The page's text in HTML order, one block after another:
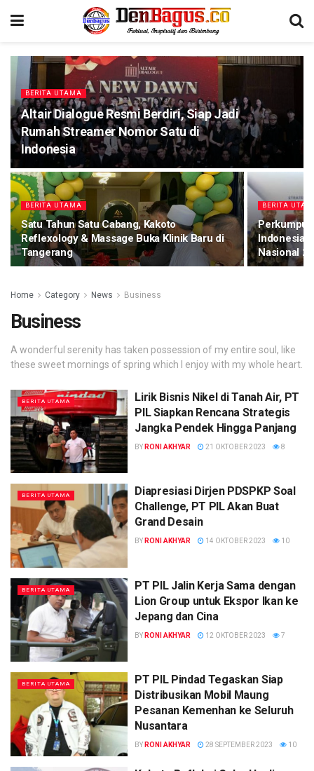
BERITA UTAMA
Altair Dialogue Resmi Berdiri, Siap Jadi
Rumah Streamer Nomor Satu di
Indonesia
BERITA UTAMA
Satu Tahun Satu Cabang, Kakoto
Reflexology & Massage Buka Klinik Baru di
Tangerang
BERITA
Indonesia
Nasional
Home Category News Business
Business
A wonderful serenity has taken possession of my entire soul, like
these sweet mornings of spring which I enjoy with my whole heart.
BERITA UTAMA
Lirik Bisnis Nikel di Tanah Air, PT
PIL Siapkan Rencana Strategis
Jangka Pendek Hingga Panjang
BY RONI AKHYAR 21 OKTOBER 2023 8
BERITA UTAMA
Diapresiasi Dirjen PDSPKP Soal
Challenge, PT PIL Akan Buat
Grand Desain
BY RONI AKHYAR 14 OKTOBER 2023 10
BERITA UTAMA
PT PIL Jalin Kerja Sama dengan
Lion Group untuk Ekspor Ikan ke
Jepang dan Cina
BY RONI AKHYAR 12 OKTOBER 2023 7
BERITA UTAMA
PT PIL Pindad Tegaskan Siap
Distribusikan Mobil Maung
Pesanan Kemenhan ke Seluruh
Nusantara
BY RONI AKHYAR 28 SEPTEMBER 2023 10